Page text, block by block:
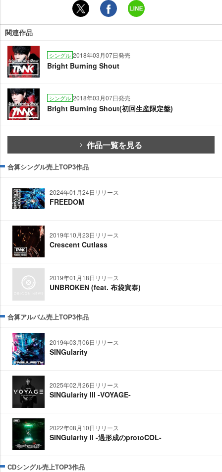
関連作品
シングル 2018年03月07日発売
Bright Burning Shout
シングル 2018年03月07日発売
Bright Burning Shout(初回生産限定盤)
作品一覧を見る
合算シングル売上TOP3作品
2024年01月24日リリース
FREEDOM
2019年10月23日リリース
Crescent Cutlass
2019年01月18日リリース
UNBROKEN (feat. 布袋寅泰)
合算アルバム売上TOP3作品
2019年03月06日リリース
SINGularity
2025年02月26日リリース
SINGularity Ⅲ -VOYAGE-
2022年08月10日リリース
SINGularity Ⅱ -過形成のprotoCOL-
CDシングル売上TOP3作品